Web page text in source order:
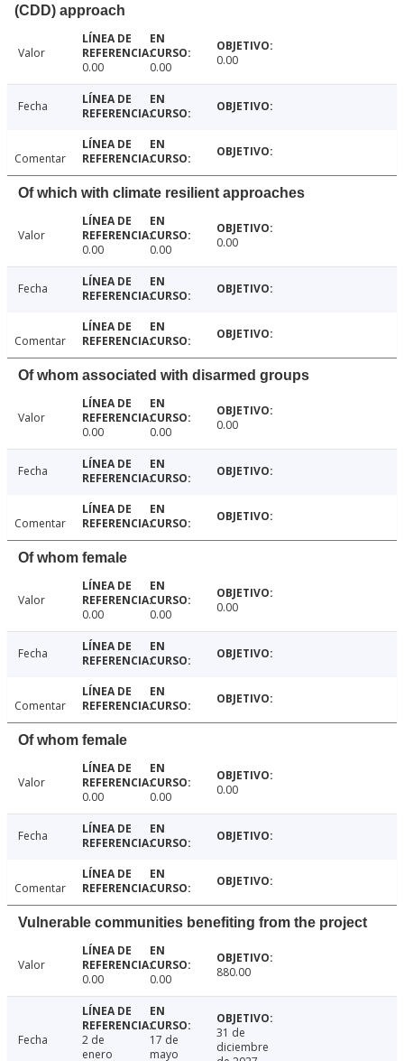
(CDD) approach
Valor
0.00
0.00 0.00
Fecha
Comentar
Of which with climate resilient approaches
Valor
0.00
0.00 0.00
Fecha
Comentar
Of whom associated with disarmed groups
Valor
0.00
0.00 0.00
Fecha
Comentar
Of whom female
Valor
0.00
0.00 0.00
Fecha
Comentar
Of whom female
Valor
0.00
0.00 0.00
Fecha
Comentar
Vulnerable communities benefiting from the project
Valor
0.00
0.00 880.00
Fecha
2 de
enero
17 de
mayo
31 de
diciembre